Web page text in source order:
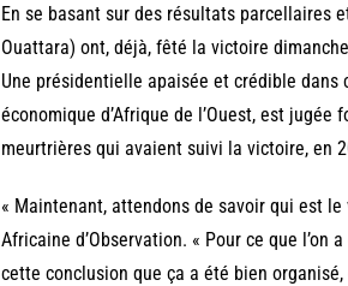
En se basant sur des résultats parcellaires
Ouattara) ont, déjà, fêté la victoire
Une présidentielle apaisée et crédible
économique d’Afrique de l’Ouest, est
meurtrières qui avaient suivi la victoire, en
« Maintenant, attendons de savoir qui est le
Africaine d’Observation. « Pour ce que l’on
cette conclusion que ça a été bien